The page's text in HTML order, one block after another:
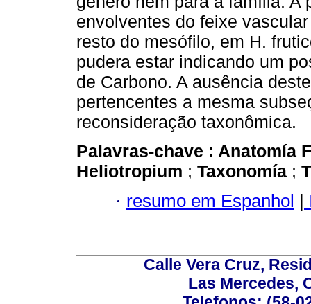
envolventes do feixe
resto do mesófilo, em H.
pudera estar indicando um
de Carbono. A ausência
pertencentes a mesma
reconsideração taxonômica.
Palavras-chave : Anatomía
Heliotropium ; Taxonomía ;
· resumo em Espanhol |
Calle Vera Cruz,
Las Mercedes,